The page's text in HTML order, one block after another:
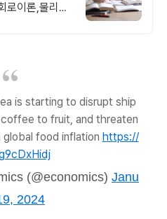
로이론,물리전
is starting to disrupt ship
to fruit, and threaten
food inflation https://
(@economics) Janu
2024